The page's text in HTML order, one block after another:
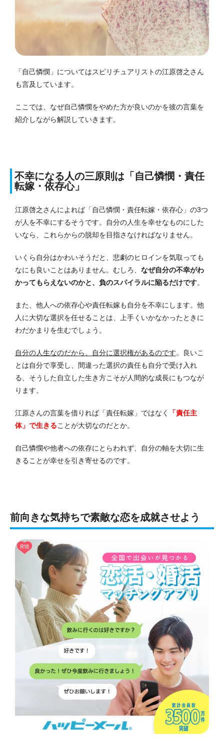
「自己憐憫」についてはスピリチュアリストの江原啓之さん
も言及しています。
ここでは、なぜ自己憐憫をやめた方が良いのかを彼の言葉を
紹介しながら解説していきます。
不幸になる人の三原則は「自己憐憫・責任
転嫁・依存心」
江原啓之さんによれば「自己憐憫・責任転嫁・依存心」の3つ
が人を不幸にするそうです。
自分の人生を幸せなものにした
いなら、これらからの脱却を目指さなければなりません。
いくら自分はかわいそうだと、悲劇のヒロインを気取っても
なにも良いことはありません。 むしろ、 なぜ自分の不幸がわ
かってもらえないのかと、負のスパイラルに陥るだけです。
また、他人への依存心や責任転嫁も自分を不幸にします。 他
人に大切な選択を任せることは、上手くいかなかったときに
わだかまりを生むでしょう。
自分の人生なのだから、自分に選択権があるのです。
良いこ
とは自分で享受し、間違った選択の責任も自分で受け入れ
る、そうした自立した生き方こそが人間的な成長にもつなが
ります。
江原さんの言葉を借りれば「責任転嫁」ではなく
「責任主
体」で生きることが大切なのだとか。
自己憐憫や他者への依存にとらわれず、自分の軸を大切に生
きることが幸せを引き寄せるのです。
前向きな気持ちで素敵な恋を成就させよう